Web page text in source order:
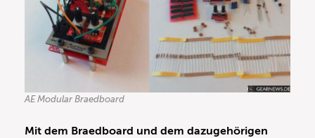
AE Modular Braedboard
Mit dem Braedboard und dem dazugehörigen